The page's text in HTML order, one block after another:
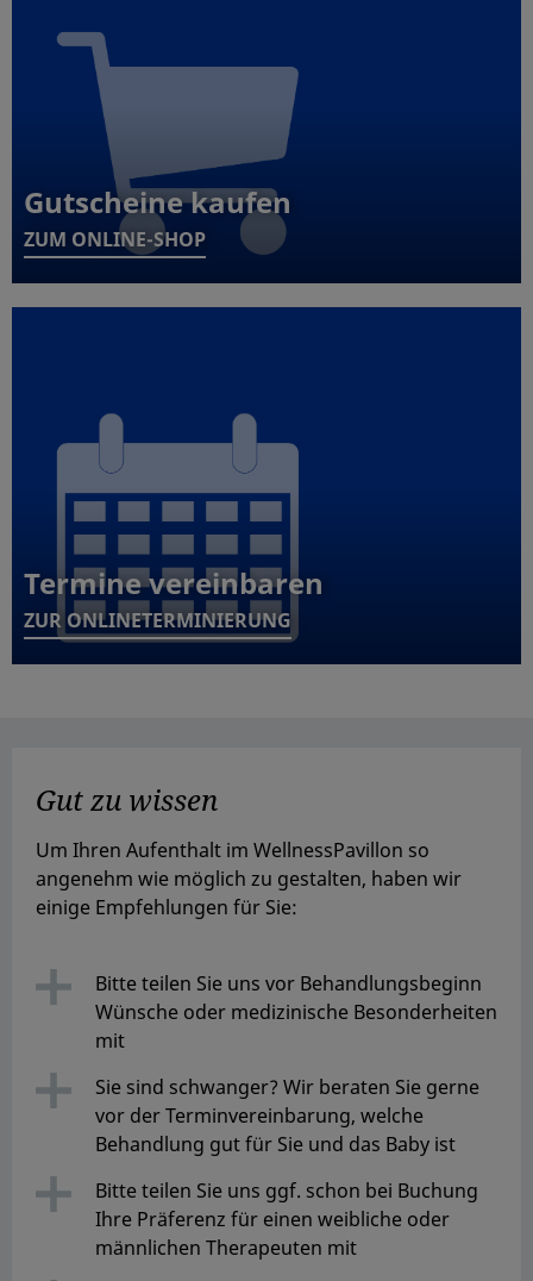
Gutscheine kaufen
ZUM ONLINE-SHOP
Termine vereinbaren
ZUR ONLINETERMINIERUNG
Gut zu wissen
Um Ihren Aufenthalt im WellnessPavillon so
angenehm wie möglich zu gestalten, haben wir
einige Empfehlungen für Sie:
Bitte teilen Sie uns vor Behandlungsbeginn
Wünsche oder medizinische Besonderheiten
mit
Sie sind schwanger? Wir beraten Sie gerne
vor der Terminvereinbarung, welche
Behandlung gut für Sie und das Baby ist
Bitte teilen Sie uns ggf. schon bei Buchung
Ihre Präferenz für einen weibliche oder
männlichen Therapeuten mit